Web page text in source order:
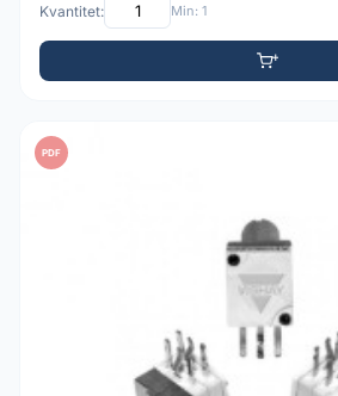
Kvantitet: Min: 1
PDF